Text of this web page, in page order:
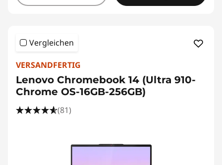
Vergleichen
VERSANDFERTIG
Lenovo Chromebook 14 (Ultra 910-
Chrome OS-16GB-256GB)
(81)